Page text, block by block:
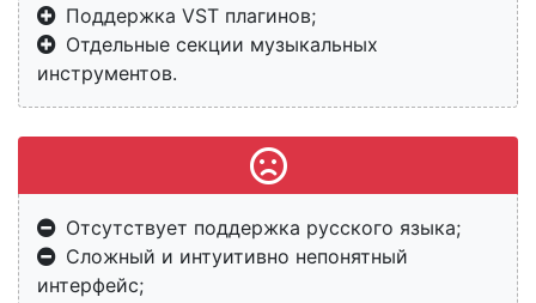
Поддержка VST плагинов;
Отдельные секции музыкальных
инструментов.
Отсутствует поддержка русского языка;
Сложный и интуитивно непонятный
интерфейс;